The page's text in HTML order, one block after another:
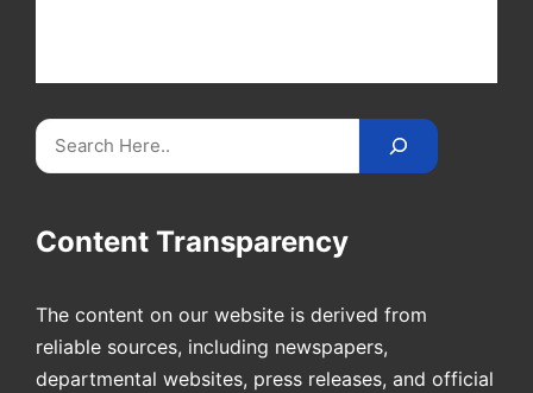
Search
Content Transparency
The content on our website is derived from
reliable sources, including newspapers,
departmental websites, press releases, and official